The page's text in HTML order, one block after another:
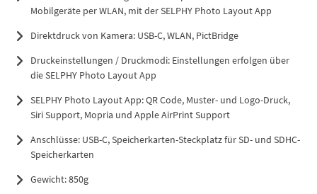
Mobilgeräte per WLAN, mit der SELPHY Photo Layout App
Direktdruck von Kamera: USB-C, WLAN, PictBridge
Druckeinstellungen / Druckmodi: Einstellungen erfolgen über
die SELPHY Photo Layout App
SELPHY Photo Layout App: QR Code, Muster- und Logo-Druck,
Siri Support, Mopria und Apple AirPrint Support
Anschlüsse: USB-C, Speicherkarten-Steckplatz für SD- und SDHC-
Speicherkarten
Gewicht: 850g